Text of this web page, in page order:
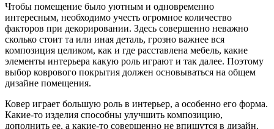
Чтобы помещение было уютным и одновременно
интересным, необходимо учесть огромное количество
факторов при декорировании. Здесь совершенно неважно
сколько стоит та или иная деталь, грозно важнее вся
композиция целиком, как и где расставлена мебель, какие
элементы интерьера какую роль играют и так далее. Поэтому
выбор коврового покрытия должен основываться на общем
дизайне помещения.
Ковер играет большую роль в интерьер, а особенно его форма.
Какие-то изделия способны улучшить композицию,
дополнить ее, а какие-то совершенно не впишутся в дизайн.